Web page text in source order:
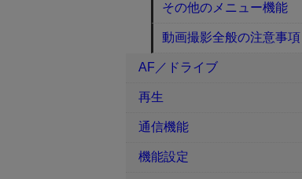
その他のメニュー機能
動画撮影全般の注意事項
AF／ドライブ
再生
通信機能
機能設定